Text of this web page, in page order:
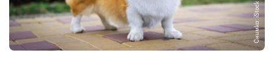
Снимка: iStock